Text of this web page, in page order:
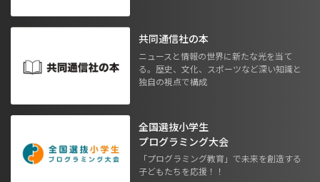
共同通信社の本
ニュースと情報の世界に新たな光を当て
る。歴史、文化、スポーツなど深い知識と
独自の視点で構成
全国選抜小学生
プログラミング大会
「プログラミング教育」で未来を創造する
子どもたちを応援！！